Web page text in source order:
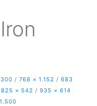
/ 768 × 1.152 / 683
825 × 542 / 935 × 614